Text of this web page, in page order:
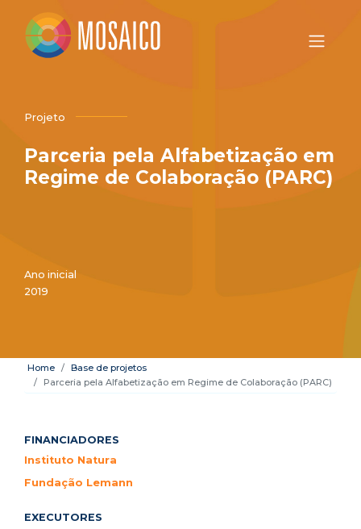
Projeto
Parceria pela Alfabetização em
Regime de Colaboração (PARC)
Ano inicial
2019
Home
Base de projetos
Parceria pela Alfabetização em Regime de Colaboração (PARC)
FINANCIADORES
Instituto Natura
Fundação Lemann
EXECUTORES